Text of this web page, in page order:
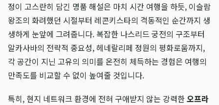
정이 고스란히 담긴 명품 해설은 마치 시간 여행을 하듯, 이슬람
왕조의 화려했던 시절부터 레콘키스타의 격동적인 순간까지 생
생하게 눈앞에 그려줍니다. 복잡한 나스리드 궁전의 구조부터
알카사바의 전략적 중요성, 헤네랄리페 정원의 평화로움까지,
각 공간이 지닌 고유의 의미를 온전히 체득하는 경험은 여행의
만족도를 비교할 수 없이 높여줄 것입니다.
특히, 현지 네트워크 환경에 전혀 구애받지 않는 강력한오프라